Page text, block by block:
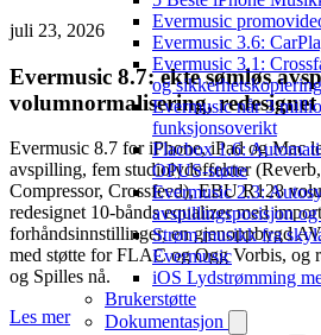
Evermusic
Evermusic 3.6:
Evermusic 3.1:
og sikkerhetskopiering
Evermusic når 3
funksjonsoverikt
Flacbox 1.6:
OPUS-støtte
Evermusic 2.3:
avspillingsposisjon og
Strøm musikk fra
Evermusic
iOS Lydstrømming
Brukerstøtte
Dokumentasjon
juli 23, 2026
Evermusic 8.7: ekte sømløs
volumnormalisering,
Evermusic 8.7 for iPhone, iPad og Mac
avspilling, fem studiolydeffekter
Compressor, Crossfeed), EBU R128
redesignet 10-bånds equalizer med
forhåndsinnstillinger, en gjenoppbygd
med støtte for FLAC og Ogg Vorbis, og
og Spilles nå.
Les mer